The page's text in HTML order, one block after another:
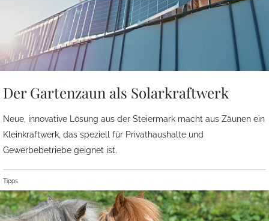
Der Gartenzaun als Solarkraftwerk
Neue, innovative Lösung aus der Steiermark macht aus Zäunen ein
Kleinkraftwerk, das speziell für Privathaushalte und
Gewerbebetriebe geignet ist.
Tipps